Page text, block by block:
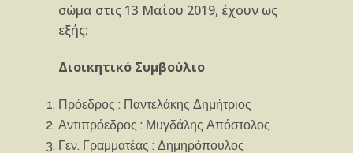
σώμα στις 13 Μαΐου 2019, έχουν ως
εξής:
Διοικητικό Συμβούλιο
Πρόεδρος : Παντελάκης Δημήτριος
Αντιπρόεδρος : Μυγδάλης Απόστολος
Γεν. Γραμματέας : Δημηρόπουλος